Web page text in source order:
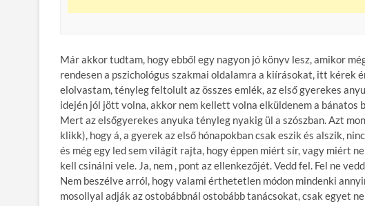
Már akkor tudtam, hogy ebből egy nagyon jó könyv lesz, amikor
rendesen a pszichológus szakmai oldalamra a kiírásokat, itt kérek
elolvastam, tényleg feltolult az összes emlék, az első gyerekes
idején jól jött volna, akkor nem kellett volna elküldenem a bánatos
Mert az elsőgyerekes anyuka tényleg nyakig ül a szószban. Azt
klikk), hogy á, a gyerek az első hónapokban csak eszik és alszik,
és még egy led sem világít rajta, hogy éppen miért sír, vagy miért
kell csinálni vele. Ja, nem , pont az ellenkezőjét. Vedd fel. Fel ne
Nem beszélve arról, hogy valami érthetetlen módon mindenki
mosollyal adják az ostobábbnál ostobább tanácsokat, csak egyet